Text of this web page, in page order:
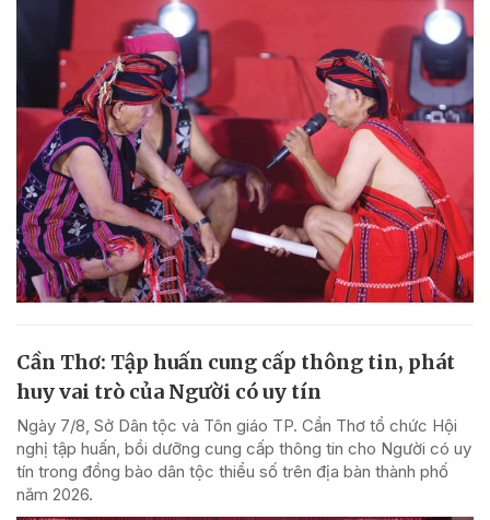
Cần Thơ: Tập huấn cung cấp thông tin, phát
huy vai trò của Người có uy tín
Ngày 7/8, Sở Dân tộc và Tôn giáo TP. Cần Thơ tổ chức Hội
nghị tập huấn, bồi dưỡng cung cấp thông tin cho Người có uy
tín trong đồng bào dân tộc thiểu số trên địa bàn thành phố
năm 2026.